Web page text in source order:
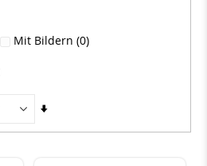
Mit Bildern (0)
Aufsteigend